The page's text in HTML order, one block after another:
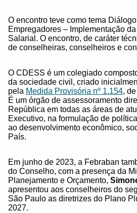
O encontro teve como tema
Empregadores – Implementação
Salarial. O encontro, de caráter
de conselheiras, conselheiros e
O CDESS é um colegiado
da sociedade civil, criado
pela Medida Provisória nº 1.154,
É um órgão de assessoramento
República em todas as áreas de
Executivo, na formulação de
ao desenvolvimento econômico,
País.
Em junho de 2023, a Febraban
do Conselho, com a presença da
Planejamento e Orçamento,
apresentou aos conselheiros do
São Paulo as diretrizes do Plano
2027.